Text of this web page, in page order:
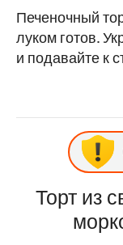
Печеночный
луком готов.
и подавайте к
Торт из